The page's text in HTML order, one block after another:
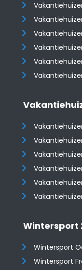
Wintersport
Wintersport
Wintersport